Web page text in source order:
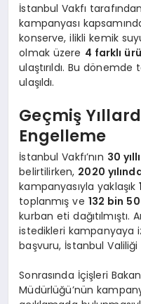
İstanbul Vakfı
kampanyası
konserve, ilikli kemik
olmak üzere 4 farklı
ulaştırıldı. Bu dönemde
ulaşıldı.
Geçmiş
Engelleme
İstanbul Vakfı’nın 30
belirtilirken, 2020
kampanyasıyla yaklaşık
toplanmış ve 132 bin
kurban eti dağıtılmıştı.
istedikleri kampanyaya
başvuru, İstanbul
Sonrasında İçişleri
Müdürlüğü’nün